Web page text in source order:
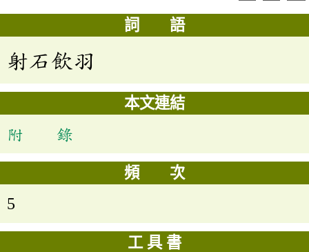
詞 語
射石飲羽
本文連結
附 錄
頻 次
5
工 具 書